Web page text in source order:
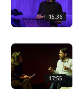
15:36
17:55